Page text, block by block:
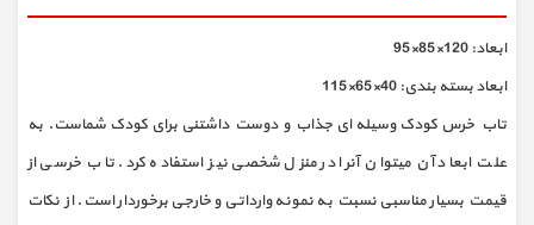
ابعاد: 120×85×95
ابعاد بسته بندی: 40×65×115
تاب خرس کودک وسیله ای جذاب و دوست داشتنی برای کودک شماست. به
علت ابعاد آن میتوان آنرا در منزل شخصی نیز استفاده کرد. تاب خرسی از
قیمت بسیار مناسبی نسبت به نمونه وارداتی و خارجی برخوردار است. از نکات